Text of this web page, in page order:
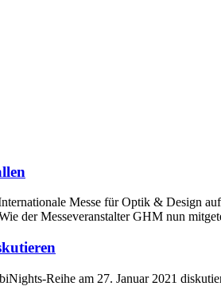
Messe für Optik & Design
der Messeveranstalter GHM nun
Reihe am 27. Januar 2021